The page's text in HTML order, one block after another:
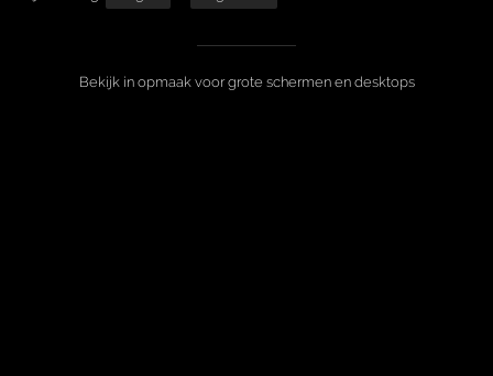
Bekijk in opmaak voor grote schermen en desktops